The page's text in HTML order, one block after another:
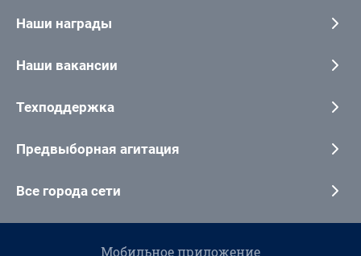
Наши награды
Наши вакансии
Техподдержка
Предвыборная агитация
Все города сети
Мобильное приложение